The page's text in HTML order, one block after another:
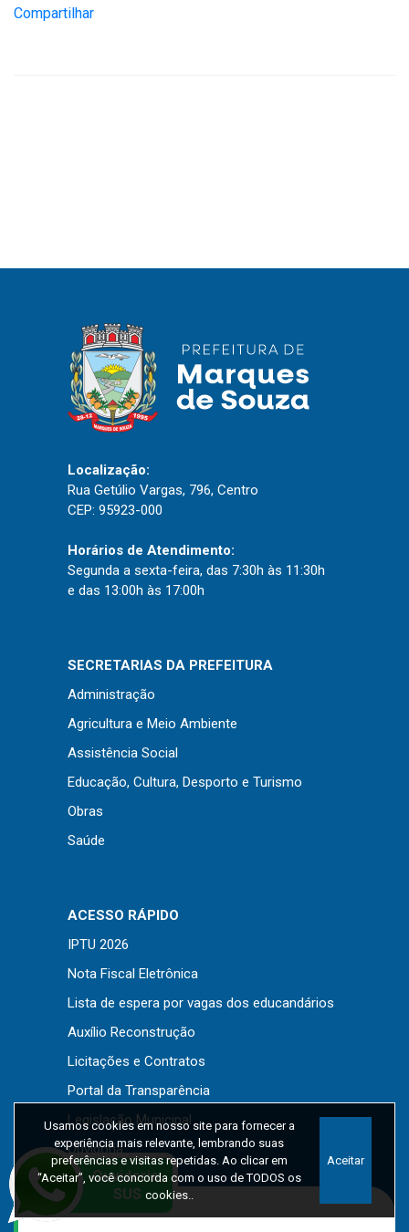
Compartilhar
Usamos cookies em nosso site para fornecer a
experiência mais relevante, lembrando suas
preferências e visitas repetidas. Ao clicar em
“Aceitar”, você concorda com o uso de TODOS os
cookies..
Aceitar
Localização:
Rua Getúlio Vargas, 796, Centro
CEP: 95923-000
Horários de Atendimento:
Segunda a sexta-feira, das 7:30h às 11:30h
e das 13:00h às 17:00h
SECRETARIAS DA PREFEITURA
Administração
Agricultura e Meio Ambiente
Assistência Social
Educação, Cultura, Desporto e Turismo
Obras
Saúde
ACESSO RÁPIDO
IPTU 2026
Nota Fiscal Eletrônica
Lista de espera por vagas dos educandários
Auxílio Reconstrução
Licitações e Contratos
Portal da Transparência
Legislação Municipal
Ouvidoria